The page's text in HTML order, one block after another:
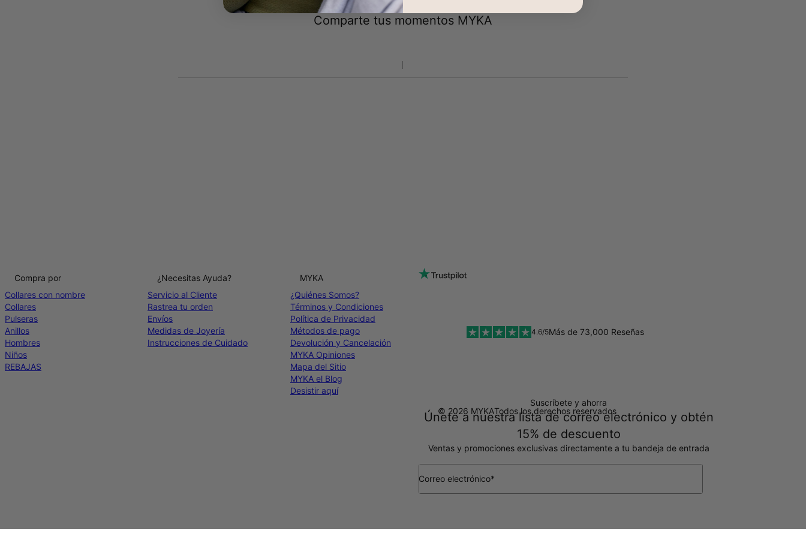
Comparte tus momentos MYKA
Suscríbete y ahorra
Únete a nuestra lista de correo electrónico y obtén
15% de descuento
Ventas y promociones exclusivas directamente a tu bandeja de entrada
Correo electrónico*
Compra por
Collares con nombre
Collares
Pulseras
Anillos
Hombres
Niños
REBAJAS
¿Necesitas Ayuda?
Servicio al Cliente
Rastrea tu orden
Envíos
Medidas de Joyería
Instrucciones de Cuidado
MYKA
¿Quiénes Somos?
Términos y Condiciones
Política de Privacidad
Métodos de pago
Devolución y Cancelación
MYKA Opiniones
Mapa del Sitio
MYKA el Blog
Desistir aquí
4.6/5Más de 73,000 Reseñas
© 2026 MYKATodos los derechos reservados